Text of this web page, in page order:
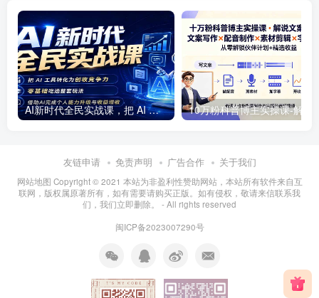
AI新时代全民实战课，把 AI 工具转化为创收竞争力，零基础吃透整套玩法，借助AI完成个人能力升级与收益增收。
友链申请 免责声明 广告合作 关于我们
网站地图 Copyright © 2021 本站为非盈利性赞助网站，本站所有软件来自互
联网，版权属原著所有，如有需要请购买正版。如有侵权，敬请来信联系我
们，我们立即删除。
- All rights reserved
闽ICP备2023007290号